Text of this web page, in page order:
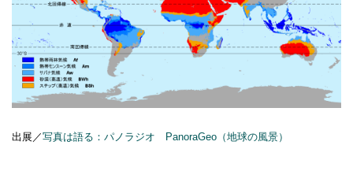
出展／写真は語る：パノラジオ PanoraGeo（地球の風景）